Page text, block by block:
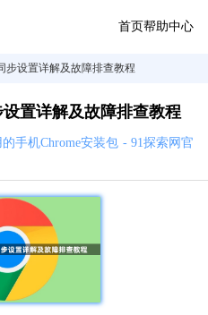
首页帮助中心
步设置详解及故障排查教程
置详解及故障排查教程
手机Chrome安装包 - 91探索网官